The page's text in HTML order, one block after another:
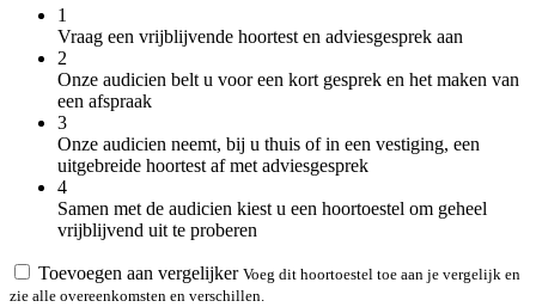
1
Vraag een vrijblijvende hoortest en adviesgesprek aan
2
Onze audicien belt u voor een kort gesprek en het maken van
een afspraak
3
Onze audicien neemt, bij u thuis of in een vestiging, een
uitgebreide hoortest af met adviesgesprek
4
Samen met de audicien kiest u een hoortoestel om geheel
vrijblijvend uit te proberen
Toevoegen aan vergelijker Voeg dit hoortoestel toe aan je vergelijk en
zie alle overeenkomsten en verschillen.